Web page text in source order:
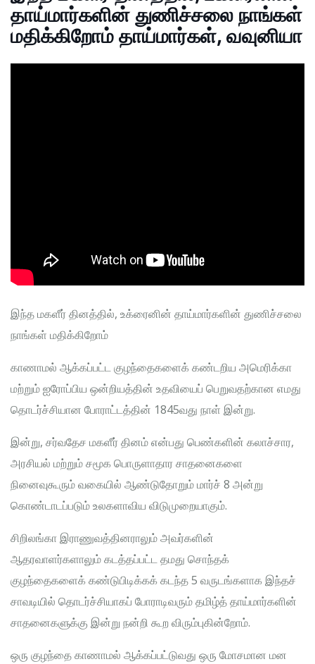
தாய்மார்களின் துணிச்சலை நாங்கள்
மதிக்கிறோம் தாய்மார்கள், வவுனியா
இந்த மகளீர் தினத்தில், உக்ரைனின் தாய்மார்களின் துணிச்சலை
நாங்கள் மதிக்கிறோம்
காணாமல் ஆக்கப்பட்ட குழந்தைகளைக் கண்டறிய அமெரிக்கா
மற்றும் ஐரோப்பிய ஒன்றியத்தின் உதவியைப் பெறுவதற்கான எமது
தொடர்ச்சியான போராட்டத்தின் 1845வது நாள் இன்று.
இன்று, சர்வதேச மகளீர் தினம் என்பது பெண்களின் கலாச்சார,
அரசியல் மற்றும் சமூக பொருளாதார சாதனைகளை
நினைவுகூரும் வகையில் ஆண்டுதோறும் மார்ச் 8 அன்று
கொண்டாடப்படும் உலகளாவிய விடுமுறையாகும்.
சிறிலங்கா இராணுவத்தினராலும் அவர்களின்
ஆதரவாளர்களாலும் கடத்தப்பட்ட தமது சொந்தக்
குழந்தைகளைக் கண்டுபிடிக்கக் கடந்த 5 வருடங்களாக இந்தச்
சாவடியில் தொடர்ச்சியாகப் போராடிவரும் தமிழ்த் தாய்மார்களின்
சாதனைகளுக்கு இன்று நன்றி கூற விரும்புகின்றோம்.
ஒரு குழந்தை காணாமல் ஆக்கப்பட்டுவது ஒரு மோசமான மன